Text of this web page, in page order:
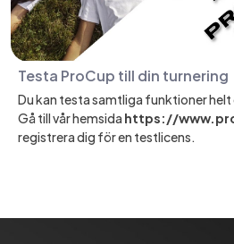
Testa ProCup till din turnering
Du kan testa samtliga funktioner
Gå till vår hemsida https://
registrera dig för en testlicens.